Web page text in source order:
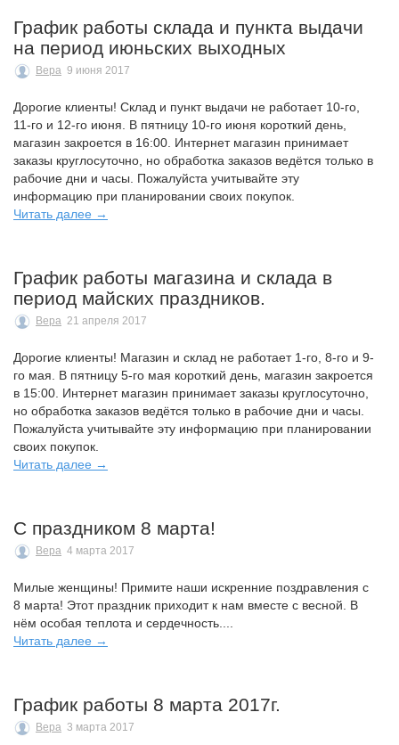
График работы склада и пункта выдачи
на период июньских выходных
Вера 9 июня 2017
Дорогие клиенты! Склад и пункт выдачи не работает 10-го,
11-го и 12-го июня. В пятницу 10-го июня короткий день,
магазин закроется в 16:00. Интернет магазин принимает
заказы круглосуточно, но обработка заказов ведётся только в
рабочие дни и часы. Пожалуйста учитывайте эту
информацию при планировании своих покупок.
Читать далее →
График работы магазина и склада в
период майских праздников.
Вера 21 апреля 2017
Дорогие клиенты! Магазин и склад не работает 1-го, 8-го и 9-
го мая. В пятницу 5-го мая короткий день, магазин закроется
в 15:00. Интернет магазин принимает заказы круглосуточно,
но обработка заказов ведётся только в рабочие дни и часы.
Пожалуйста учитывайте эту информацию при планировании
своих покупок.
Читать далее →
С праздником 8 марта!
Вера 4 марта 2017
Милые женщины! Примите наши искренние поздравления с
8 марта! Этот праздник приходит к нам вместе с весной. В
нём особая теплота и сердечность....
Читать далее →
График работы 8 марта 2017г.
Вера 3 марта 2017